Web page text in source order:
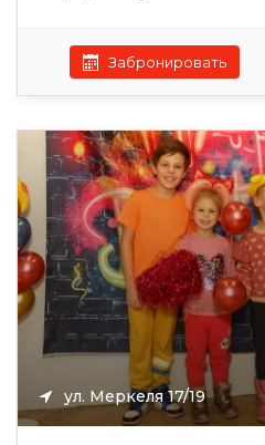
Забронировать
ул. Меркеля 17/19